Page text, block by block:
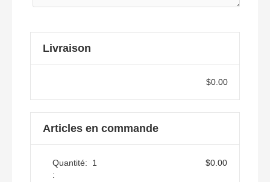
Livraison
$0.00
Articles en commande
Quantité: 1
:
$0.00